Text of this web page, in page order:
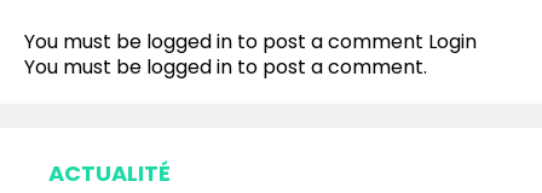
You must be logged in to post a comment Login
You must be logged in to post a comment.
ACTUALITÉ
Pinterest